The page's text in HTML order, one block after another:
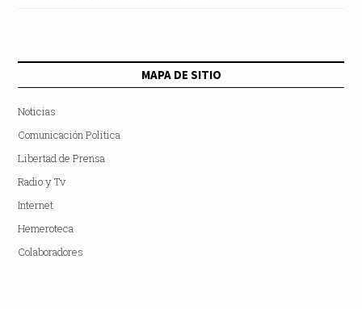
MAPA DE SITIO
Noticias
Comunicación Política
Libertad de Prensa
Radio y Tv
Internet
Hemeroteca
Colaboradores